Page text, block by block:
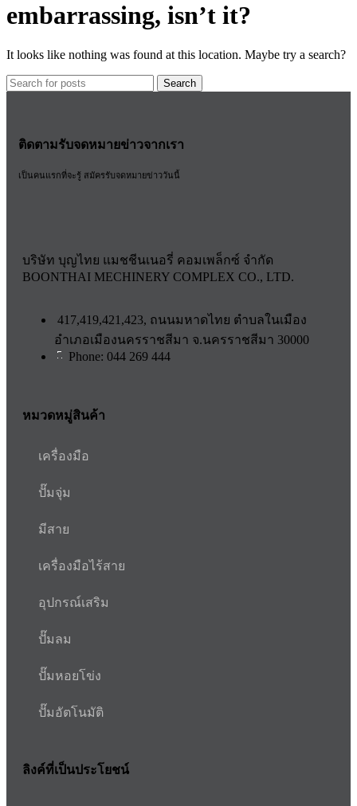
embarrassing, isn’t it?
It looks like nothing was found at this location. Maybe try a search?
Search
ติดตามรับจดหมายข่าวจากเรา
เป็นคนแรกที่จะรู้ สมัครรับจดหมายข่าววันนี้
บริษัท บุญไทย แมชชีนเนอรี่ คอมเพล็กซ์ จำกัด
BOONTHAI MECHINERY COMPLEX CO., LTD.
417,419,421,423, ถนนมหาดไทย ตำบลในเมือง
อำเภอเมืองนครราชสีมา จ.นครราชสีมา 30000
Phone: 044 269 444
หมวดหมู่สินค้า
เครื่องมือ
ปั๊มจุ่ม
มีสาย
เครื่องมือไร้สาย
อุปกรณ์เสริม
ปั๊มลม
ปั๊มหอยโข่ง
ปั๊มอัตโนมัติ
ลิงค์ที่เป็นประโยชน์